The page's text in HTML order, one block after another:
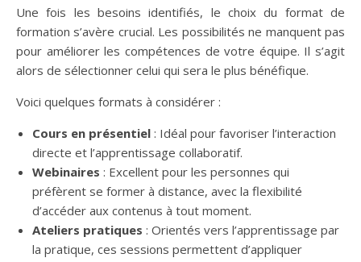
Une fois les besoins identifiés, le choix du format de
formation s’avère crucial. Les possibilités ne manquent pas
pour améliorer les compétences de votre équipe. Il s’agit
alors de sélectionner celui qui sera le plus bénéfique.
Voici quelques formats à considérer :
Cours en présentiel : Idéal pour favoriser l’interaction
directe et l’apprentissage collaboratif.
Webinaires : Excellent pour les personnes qui
préfèrent se former à distance, avec la flexibilité
d’accéder aux contenus à tout moment.
Ateliers pratiques : Orientés vers l’apprentissage par
la pratique, ces sessions permettent d’appliquer